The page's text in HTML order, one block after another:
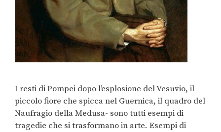
I resti di Pompei dopo l’esplosione del Vesuvio, il
piccolo fiore che spicca nel Guernica, il quadro del
Naufragio della Medusa- sono tutti esempi di
tragedie che si trasformano in arte. Esempi di